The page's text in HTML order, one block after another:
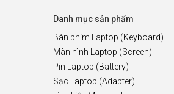
Danh mục sản phẩm
Bàn phím Laptop (Keyboard)
Màn hình Laptop (Screen)
Pin Laptop (Battery)
Sạc Laptop (Adapter)